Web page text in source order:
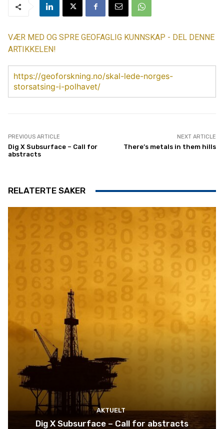
VÆR MED OG SPRE GEOFAGLIG KUNNSKAP - DEL DENNE
ARTIKKELEN!
https://geoforskning.no/skal-lede-norges-
storsatsing-i-polhavet/
PREVIOUS ARTICLE
Dig X Subsurface – Call for
abstracts
NEXT ARTICLE
There’s metals in them hills
RELATERTE SAKER
AKTUELT
Dig X Subsurface – Call for abstracts